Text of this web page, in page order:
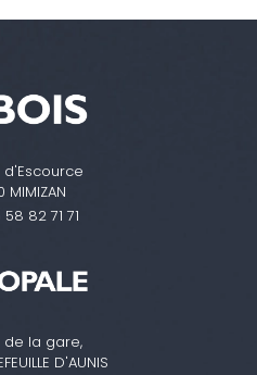
d'Escource
MIMIZAN
58 82 71 71
de la gare,
D'AUNIS